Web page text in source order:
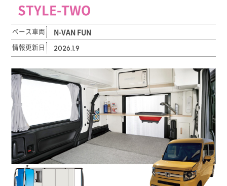
STYLE-TWO
ベース車両 N-VAN FUN
情報更新日 2026.1.9